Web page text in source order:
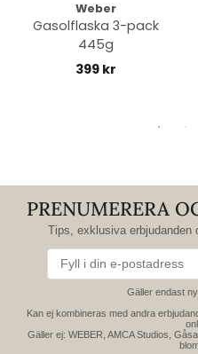
Weber
Gasolflaska 3-pack
445g
399 kr
PRENUMERERA
Tips, exklusiva erbjudanden
Gäller endast
Kan ej kombineras med andra
Gäller ej: WEBER, AMCA Studios,